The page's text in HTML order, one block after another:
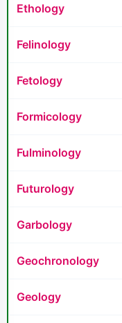
Ethology
Felinology
Fetology
Formicology
Fulminology
Futurology
Garbology
Geochronology
Geology